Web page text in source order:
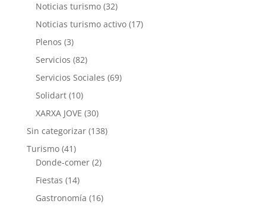
Noticias turismo(32)
Noticias turismo activo(17)
Plenos (3)
Servicios (82)
Servicios Sociales (69)
Solidart(10)
XARXA JOVE (30)
Sin categorizar(138)
Turismo(41)
Donde-comer(2)
Fiestas (14)
Gastronomía (16)